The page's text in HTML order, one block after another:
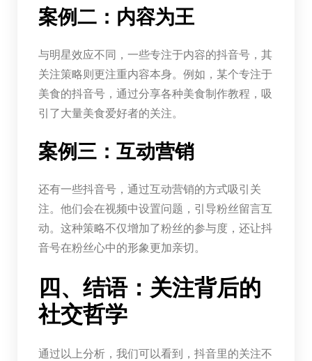
案例二：内容为王
与明星效应不同，一些专注于内容的抖音号，其
关注策略则更注重内容本身。例如，某个专注于
美食的抖音号，通过分享各种美食制作教程，吸
引了大量美食爱好者的关注。
案例三：互动营销
还有一些抖音号，通过互动营销的方式吸引关
注。他们会在视频中设置问题，引导粉丝留言互
动。这种策略不仅增加了粉丝的参与度，还让抖
音号在粉丝心中的形象更加亲切。
四、结语：关注背后的
社交哲学
通过以上分析，我们可以看到，抖音里的关注不